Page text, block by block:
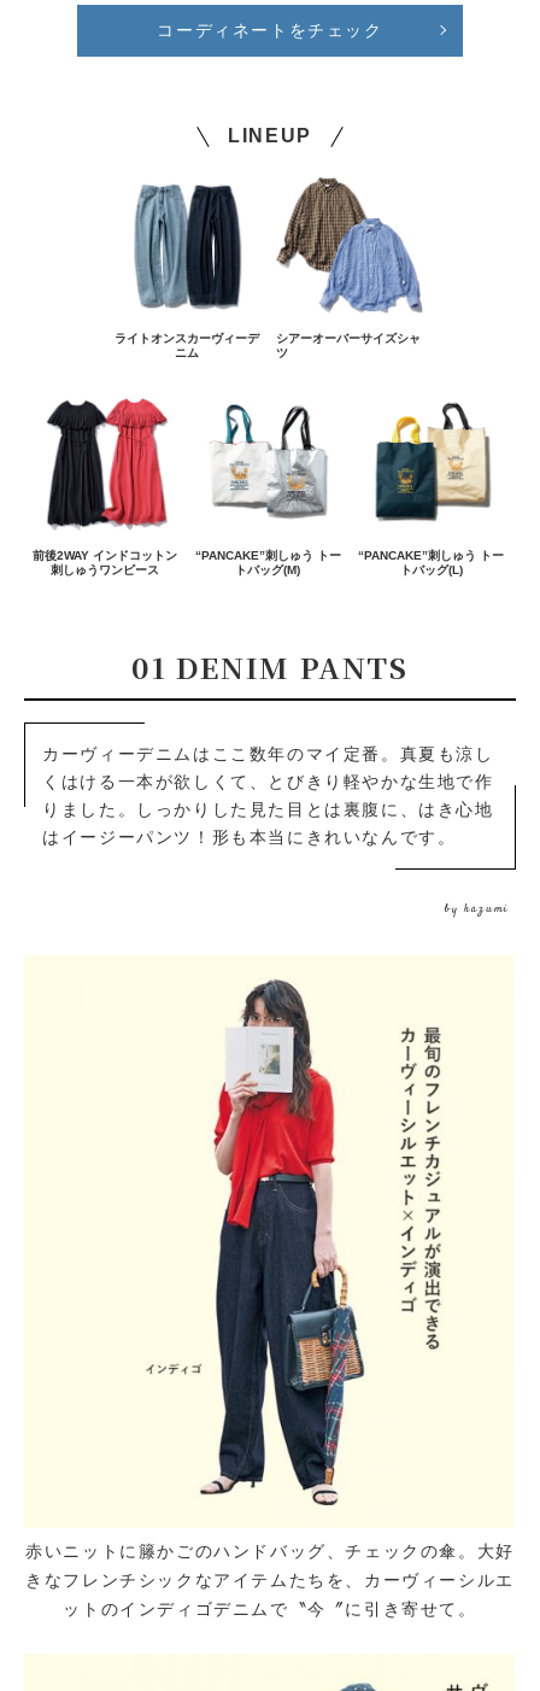
コーディネートをチェック
LINEUP
ライトオンスカーヴィーデ
ニム
シアーオーバーサイズシャ
ツ
前後2WAY インドコットン
刺しゅうワンピース
“PANCAKE”刺しゅう トー
トバッグ(M)
“PANCAKE”刺しゅう トー
トバッグ(L)
01 DENIM PANTS
カーヴィーデニムはここ数年のマイ定番。真夏も涼し
くはける一本が欲しくて、とびきり軽やかな生地で作
りました。しっかりした見た目とは裏腹に、はき心地
はイージーパンツ！形も本当にきれいなんです。
by kazumi
赤いニットに籐かごのハンドバッグ、チェックの傘。大好
きなフレンチシックなアイテムたちを、カーヴィーシルエ
ットのインディゴデニムで〝今〞に引き寄せて。